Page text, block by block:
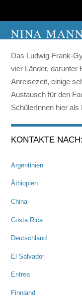
NINA
Das Ludwig-Frank-
vier Länder, darunter
Anreisezeit, einige
Austausch für den
SchülerInnen hier
KONTAKTE NACH:
Argentinien
Äthiopien
China
Costa Rica
Deutschland
El Salvador
Eritrea
Finnland